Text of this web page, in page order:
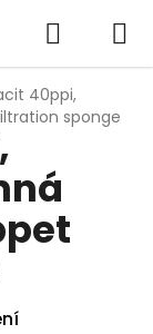
Hledat
KOŠÍK
40ppi,
sponge